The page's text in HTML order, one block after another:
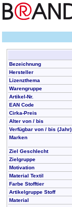
Bezeichnung
Hersteller
Lizenzthema
Warengruppe
Artikel-Nr.
EAN Code
Cirka-Preis
Alter von / bis
Verfügbar von / bis (Jahr)
Marken
Ziel Geschlecht
Zielgruppe
Motivation
Material Textil
Farbe Stofftier
Artikelgruppe Stoff
Material